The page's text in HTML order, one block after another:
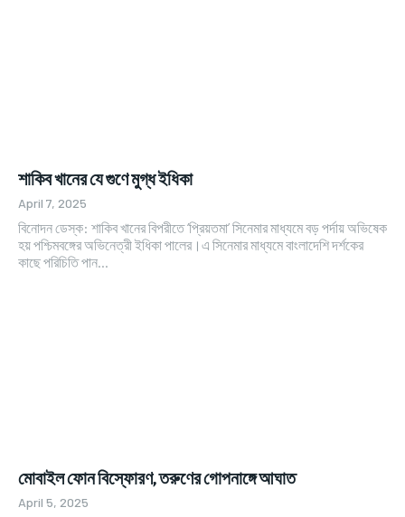
শাকিব খানের যে গুণে মুগ্ধ ইধিকা
April 7, 2025
বিনোদন ডেস্ক: শাকিব খানের বিপরীতে ‘প্রিয়তমা’ সিনেমার মাধ্যমে বড় পর্দায় অভিষেক
হয় পশ্চিমবঙ্গের অভিনেত্রী ইধিকা পালের।এ সিনেমার মাধ্যমে বাংলাদেশি দর্শকের
কাছে পরিচিতি পান...
মোবাইল ফোন বিস্ফোরণ, তরুণের গোপনাঙ্গে আঘাত
April 5, 2025